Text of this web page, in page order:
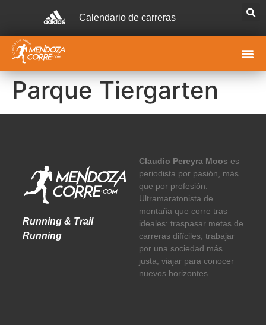
Calendario de carreras
Parque Tiergarten
Running & Trail
Running
Claudio Pereyra Moos es
periodista por pasión, más
que por profesión.
Ultramaratonista de
montaña que corre tras
ideales: traspasar metas de
carreras difíciles, trabajar
por una sociedad más
justa, viajar para conocer
nuevos horizontes